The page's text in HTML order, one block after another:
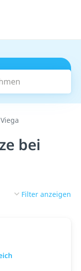
Viega
bei
Filter anzeigen